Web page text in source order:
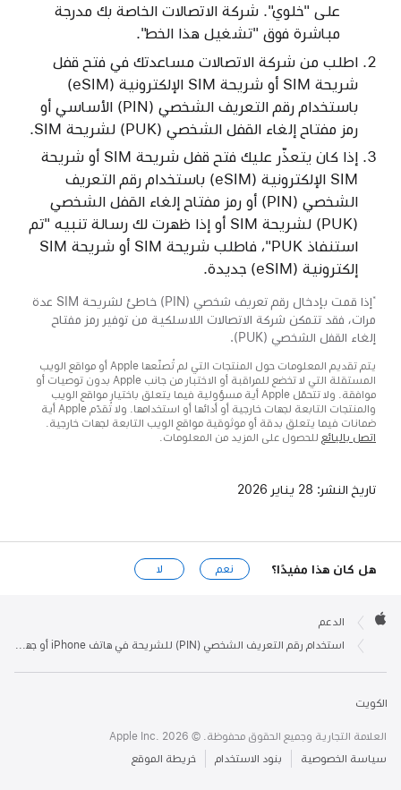
على "خلوي". شركة الاتصالات الخاصة بك مدرجة
مباشرة فوق "تشغيل هذا الخط".
اطلب من شركة الاتصالات مساعدتك في فتح قفل
شريحة SIM أو شريحة SIM الإلكترونية (eSIM)
باستخدام رقم التعريف الشخصي (PIN) الأساسي أو
رمز مفتاح إلغاء القفل الشخصي (PUK) لشريحة SIM.
إذا كان يتعذّر عليك فتح قفل شريحة SIM أو شريحة
SIM الإلكترونية (eSIM) باستخدام رقم التعريف
الشخصي (PIN) أو رمز مفتاح إلغاء القفل الشخصي
(PUK) لشريحة SIM أو إذا ظهرت لك رسالة تنبيه "تم
استنفاذ PUK"، فاطلب شريحة SIM أو شريحة SIM
إلكترونية (eSIM) جديدة.
*
إذا قمت بإدخال رقم تعريف شخصي (PIN) خاطئ لشريحة SIM عدة
مرات، فقد تتمكن شركة الاتصالات اللاسلكية من توفير رمز مفتاح
إلغاء القفل الشخصي (PUK).
يتم تقديم المعلومات حول المنتجات التي لم تُصنّعها Apple أو مواقع الويب
المستقلة التي لا تخضع للمراقبة أو الاختبار من جانب Apple بدون توصيات أو
موافقة. ولا تتحمّل Apple أية مسؤولية فيما يتعلق باختيار مواقع الويب
والمنتجات التابعة لجهات خارجية أو أدائها أو استخدامها. ولا تُقدّم Apple أية
ضمانات فيما يتعلق بدقة أو موثوقية مواقع الويب التابعة لجهات خارجية.
اتصل بالبائع للحصول على المزيد من المعلومات.
تاريخ النشر: 28 يناير 2026
هل كان هذا مفيدًا؟ نعم لا
Footer
الدعم
الكويت
العلامة التجارية وجميع الحقوق محفوظة. © 2026 ‏.Apple Inc
سياسة الخصوصية بنود الاستخدام خريطة الموقع